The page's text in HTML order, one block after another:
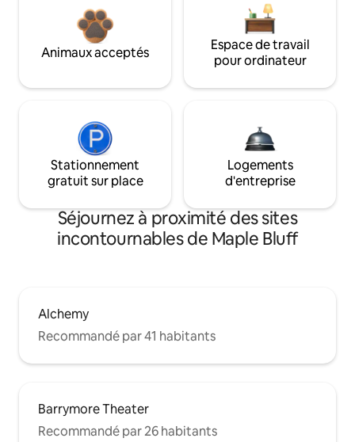
Animaux acceptés
Espace de travail
pour ordinateur
Stationnement
gratuit sur place
Logements
d'entreprise
Séjournez à proximité des sites
incontournables de Maple Bluff
Alchemy
Recommandé par 41 habitants
Barrymore Theater
Recommandé par 26 habitants